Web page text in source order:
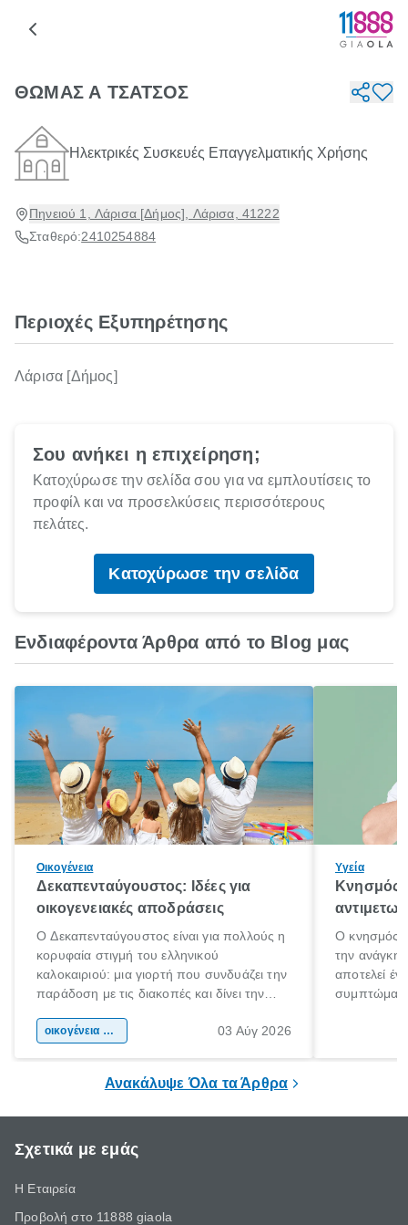
ΘΩΜΑΣ Α ΤΣΑΤΣΟΣ
Ηλεκτρικές Συσκευές Επαγγελματικής Χρήσης
Πηνειού 1, Λάρισα [Δήμος], Λάρισα, 41222
Σταθερό:2410254884
Περιοχές Εξυπηρέτησης
Λάρισα [Δήμος]
Σου ανήκει η επιχείρηση;
Κατοχύρωσε την σελίδα σου για να εμπλουτίσεις το
προφίλ και να προσελκύσεις περισσότερους
πελάτες.
Κατοχύρωσε την σελίδα
Ενδιαφέροντα Άρθρα από το Blog μας
Οικογένεια
Δεκαπενταύγουστος: Ιδέες για
οικογενειακές αποδράσεις
Ο Δεκαπενταύγουστος είναι για πολλούς η
κορυφαία στιγμή του ελληνικού
καλοκαιριού: μια γιορτή που συνδυάζει την
παράδοση με τις διακοπές και δίνει την
χώρας. Είτε πρόκειται για λίγες μέρες
οικογένεια & παιδί 03 Αύγ 2026
Υγεία
Κνησμός:
Ο κνησμός
την ανάγκη
αποτελεί
Ανακάλυψε Όλα τα Άρθρα
Σχετικά με εμάς
Η Εταιρεία
Προβολή στο 11888 giaola